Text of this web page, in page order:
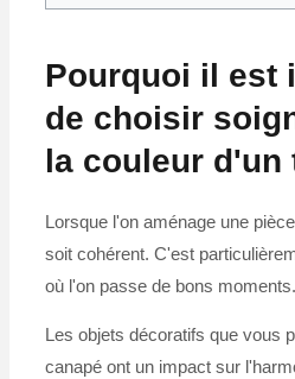
Pourquoi il est
de choisir
la couleur d'un
Lorsque l'on aménage une
soit cohérent. C'est
où l'on passe de bons moments.
Les objets décoratifs que vous
canapé ont un impact sur